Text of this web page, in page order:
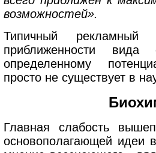
возможностей».
Типичный
приближенности
определенному
просто не существует в
Главная слабость
основополагающей идеи